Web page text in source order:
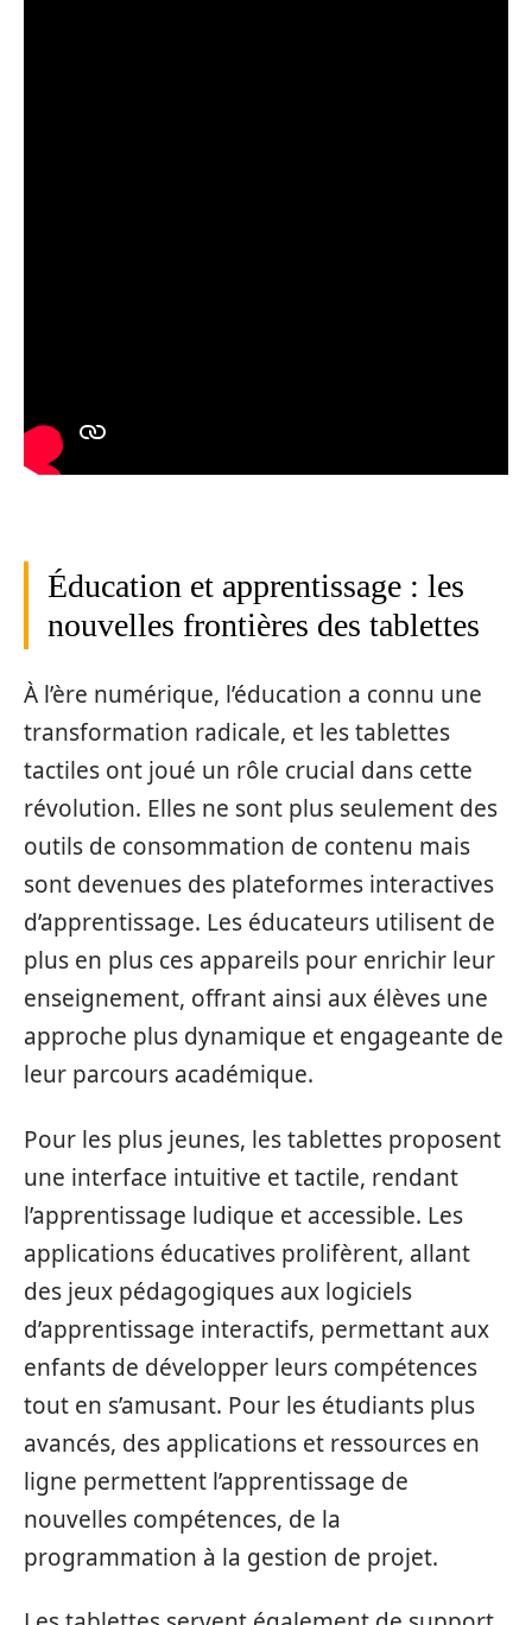
Éducation et apprentissage : les
nouvelles frontières des tablettes
À l’ère numérique, l’éducation a connu une
transformation radicale, et les tablettes
tactiles ont joué un rôle crucial dans cette
révolution. Elles ne sont plus seulement des
outils de consommation de contenu mais
sont devenues des plateformes interactives
d’apprentissage. Les éducateurs utilisent de
plus en plus ces appareils pour enrichir leur
enseignement, offrant ainsi aux élèves une
approche plus dynamique et engageante de
leur parcours académique.
Pour les plus jeunes, les tablettes proposent
une interface intuitive et tactile, rendant
l’apprentissage ludique et accessible. Les
applications éducatives prolifèrent, allant
des jeux pédagogiques aux logiciels
d’apprentissage interactifs, permettant aux
enfants de développer leurs compétences
tout en s’amusant. Pour les étudiants plus
avancés, des applications et ressources en
ligne permettent l’apprentissage de
nouvelles compétences, de la
programmation à la gestion de projet.